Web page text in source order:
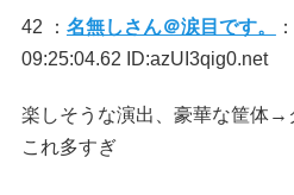
42 ： 名無しさん＠涙目です。
09:25:04.62 ID:azUI3qig0.net
楽しそうな演出、豪華な筐体→
これ多すぎ